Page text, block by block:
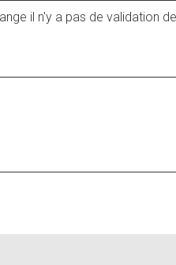
il n'y a pas de validation